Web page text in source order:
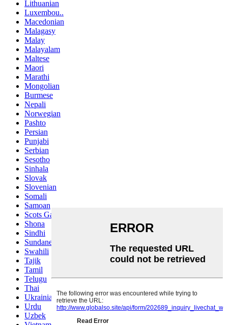
Lithuanian
Luxembou..
Macedonian
Malagasy
Malay
Malayalam
Maltese
Maori
Marathi
Mongolian
Burmese
Nepali
Norwegian
Pashto
Persian
Punjabi
Serbian
Sesotho
Sinhala
Slovak
Slovenian
Somali
Samoan
Scots Gaelic
Shona
Sindhi
Sundanese
Swahili
Tajik
Tamil
Telugu
Thai
Ukrainian
Urdu
Uzbek